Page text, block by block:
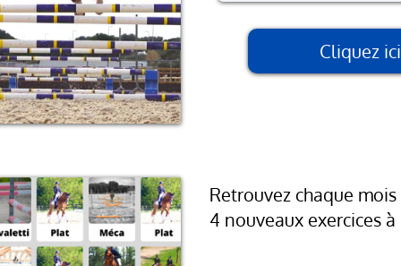
Comment
Bien
Bien
Bien
Cliquez
Retrouvez chaque
4 nouveaux exercices